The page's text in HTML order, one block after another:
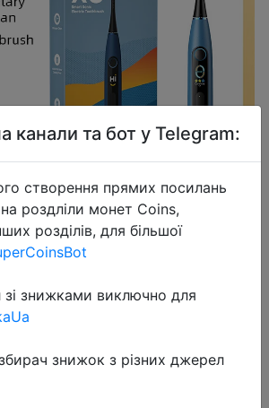
Sonic Electric
Screen Whisper
Whiten Dental Brush
$28.43
канали та бот у Telegram:
створення прямих посилань
роздліли монет Coins,
розділів, для більшої
зі знижками виключно для
знижок з різних джерел